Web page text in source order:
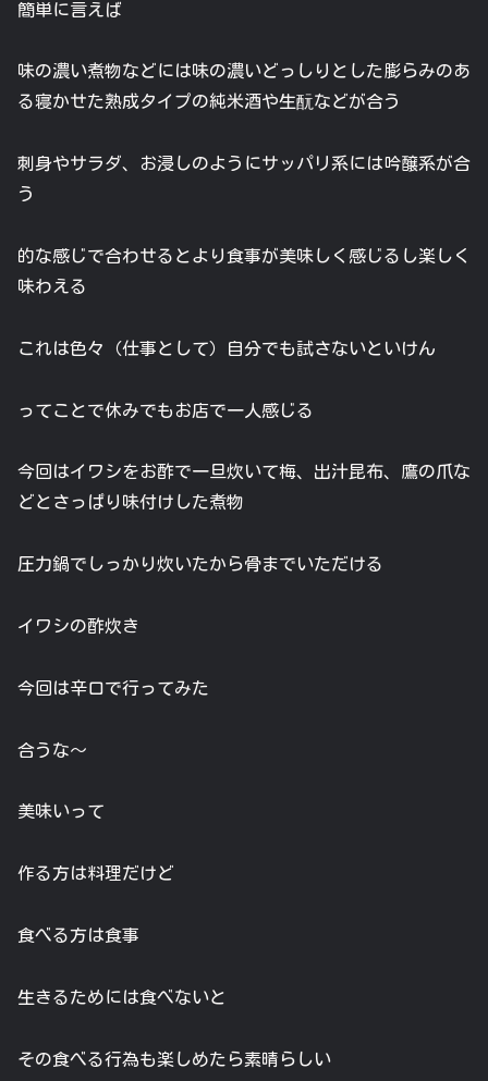
簡単に言えば
味の濃い煮物などには味の濃いどっしりとした膨らみのあ
る寝かせた熟成タイプの純米酒や生酛などが合う
刺身やサラダ、お浸しのようにサッパリ系には吟醸系が合
う
的な感じで合わせるとより食事が美味しく感じるし楽しく
味わえる
これは色々（仕事として）自分でも試さないといけん
ってことで休みでもお店で一人感じる
今回はイワシをお酢で一旦炊いて梅、出汁昆布、鷹の爪な
どとさっぱり味付けした煮物
圧力鍋でしっかり炊いたから骨までいただける
イワシの酢炊き
今回は辛口で行ってみた
合うな〜
美味いって
作る方は料理だけど
食べる方は食事
生きるためには食べないと
その食べる行為も楽しめたら素晴らしい